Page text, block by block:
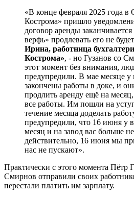
«В конце февраля 2025 года
Кострома» пришло
договор аренды
верфь» продлевать его не
Ирина, работница
Кострома», - но Гузанов со
этот момент без внимания,
предупредили. В мае месяце
закончены работы в доке, и
продлить аренду ещё на
все работы. Им пошли на
течение месяца доделать
предупредили, что 16 июня у
месяц и на завод вас больше
действительно, 16 июня мы
нас не пускают».
Практически с этого момента Пётр
Смирнов отправили своих
перестали платить им зарплату.